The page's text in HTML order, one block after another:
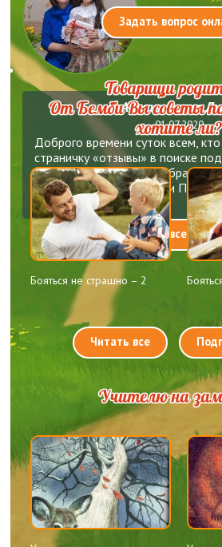
Айжан - мама
01.07.2020
Доброго времени суток всем,
страничку «отзывы» в поиске
правильности выбора
для своей Принцессы или
Принца леса—...
Читать все
Задать вопрос
Товарищи
От Бемби Вы советы
хотите ли?
Бояться не страшно – 2
Читать все
Учителю на